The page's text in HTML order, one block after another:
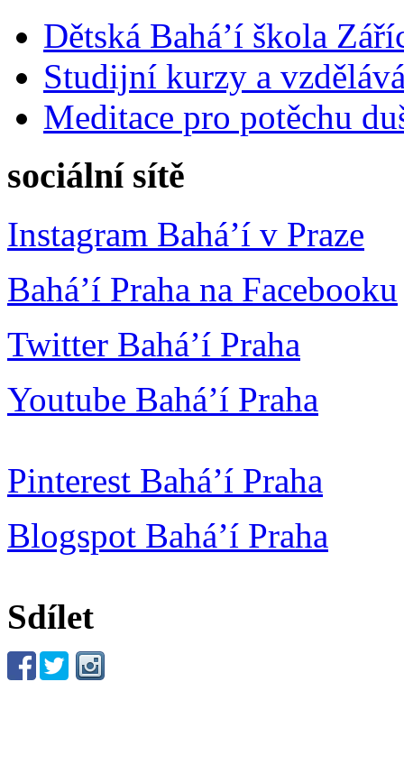
Dětská Bahá’í škola
Studijní kurzy a
Meditace pro potěchu
sociální sítě
Instagram Bahá’í v Praze
Bahá’í Praha na Facebooku
Twitter Bahá’í Praha
Youtube Bahá’í Praha
Pinterest Bahá’í Praha
Blogspot Bahá’í Praha
Sdílet